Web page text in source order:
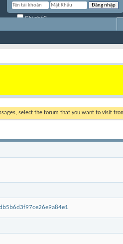
Ghi nhớ?
select the forum that you want to visit